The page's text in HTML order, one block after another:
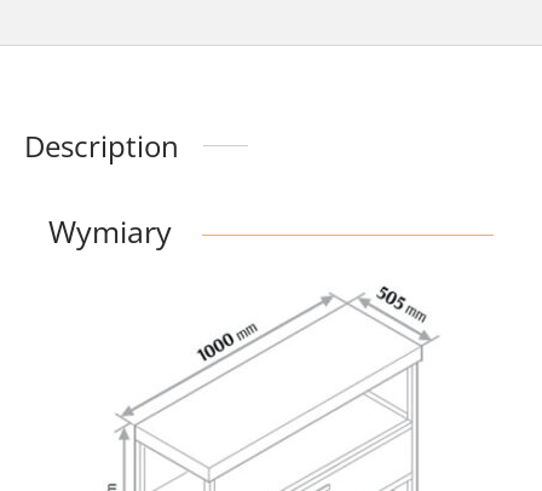
Description
Wymiary